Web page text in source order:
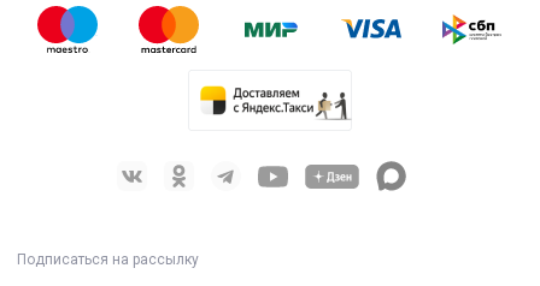
Подписаться на рассылку